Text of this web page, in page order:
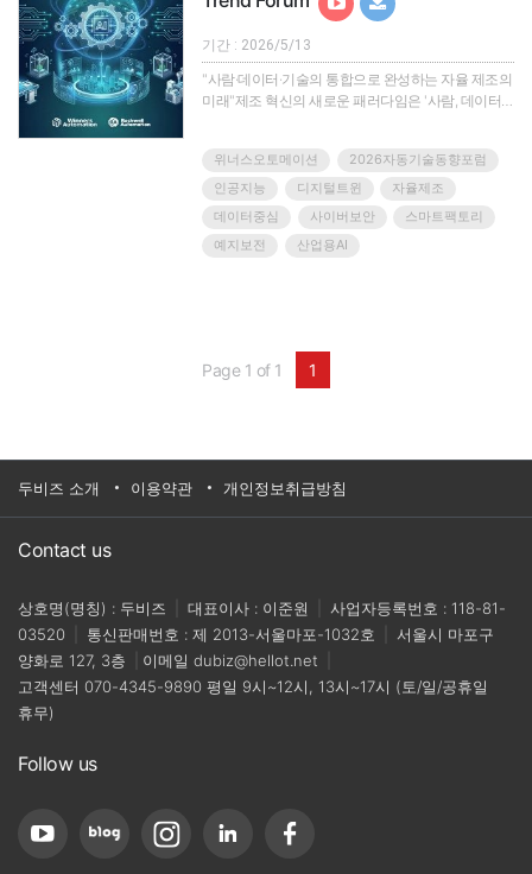
기간 : 2026/5/13
"사람·데이터·기술의 통합으로 완성하는 자율 제조의
미래"제조 혁신의 새로운 패러다임은 '사람, 데이터,
술동향 포럼' 웨비나에서는 데이터 중심의 혁신을 넘
어, 지능형 제조 환경을 실현하는 최신 기술과 실전
솔루션을 한 자리에서 소개합니다.위너스오토메이션
이 주최하는 이번 행사에서는 글로벌 리더인
Rockwell Automation, Rittal과 함께 자율 제조를 위
위너스오토메이션
2026자동기술동향포럼
인공지능
디지털트윈
자율제조
데이터중심
사이버보안
스마트팩토리
예지보전
산업용AI
Page 1 of 1 1
두비즈 소개 이용약관 개인정보취급방침
Contact us
상호명(명칭) : 두비즈 대표이사 : 이준원
사업자등록번호 : 118-81-
03520
통신판매번호 : 제 2013-서울마포-1032호
서울시 마포구
양화로 127, 3층
이메일 dubiz@hellot.net
고객센터 070-4345-9890 평일 9시~12시, 13시~17시 (토/일/공휴일
휴무)
Follow us